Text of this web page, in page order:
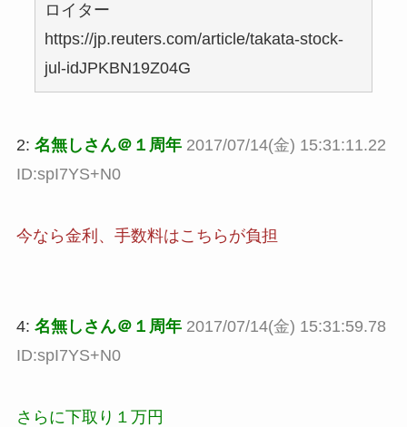
ロイター
https://jp.reuters.com/article/takata-stock-
jul-idJPKBN19Z04G
2: 名無しさん＠１周年 2017/07/14(金) 15:31:11.22
ID:spI7YS+N0
今なら金利、手数料はこちらが負担
4: 名無しさん＠１周年 2017/07/14(金) 15:31:59.78
ID:spI7YS+N0
さらに下取り１万円